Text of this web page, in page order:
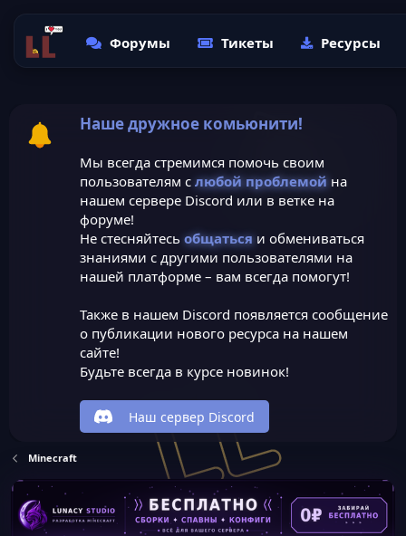
Форумы Тикеты Ресурсы
Наше дружное комьюнити!
Мы всегда стремимся помочь своим
пользователям с любой проблемойна
нашем сервере Discord или в ветке на
форуме!
Не стесняйтесь общатьсяи обмениваться
знаниями с другими пользователями на
нашей платформе – вам всегда помогут!
Также в нашем Discord появляется сообщение
о публикации нового ресурса на нашем
сайте!
Будьте всегда в курсе новинок!
Наш сервер Discord
Minecraft